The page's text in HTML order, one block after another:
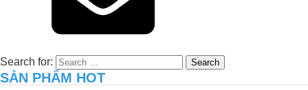
Search for:
SẢN PHẨM HOT
8.000 con tại Long An – Giải pháp thực
tiễn từ JVSF